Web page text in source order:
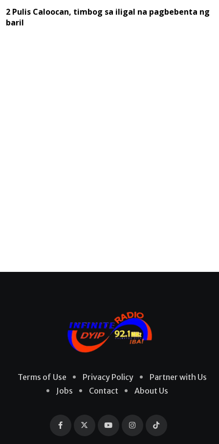
2 Pulis Caloocan, timbog sa iligal na pagbebenta ng
baril
Terms of Use Privacy Policy
Partner with Us
Jobs
Contact About Us